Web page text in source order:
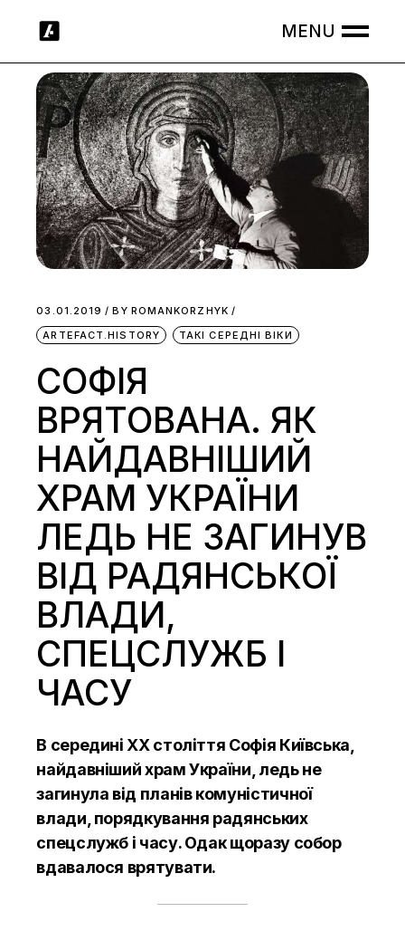
03.01.2019 BY ROMANKORZHYK
ARTEFACT.HISTORY
ТАКІ СЕРЕДНІ ВІКИ
СОФІЯ
ВРЯТОВАНА. ЯК
НАЙДАВНІШИЙ
ХРАМ УКРАЇНИ
ЛЕДЬ НЕ ЗАГИНУВ
ВІД РАДЯНСЬКОЇ
ВЛАДИ,
СПЕЦСЛУЖБ І
ЧАСУ
В середині ХХ століття Софія Київська,
найдавніший храм України, ледь не
загинула від планів комуністичної
влади, порядкування радянських
спецслужб і часу. Одак щоразу собор
вдавалося врятувати.